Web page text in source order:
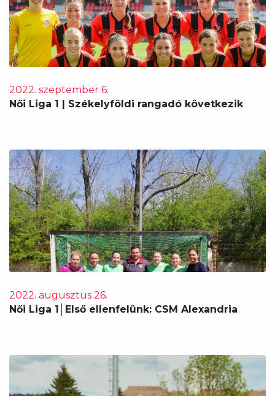
2022. szeptember 6.
Női Liga 1 | Székelyföldi rangadó következik
2022. augusztus 26.
Női Liga 1│Első ellenfelünk: CSM Alexandria